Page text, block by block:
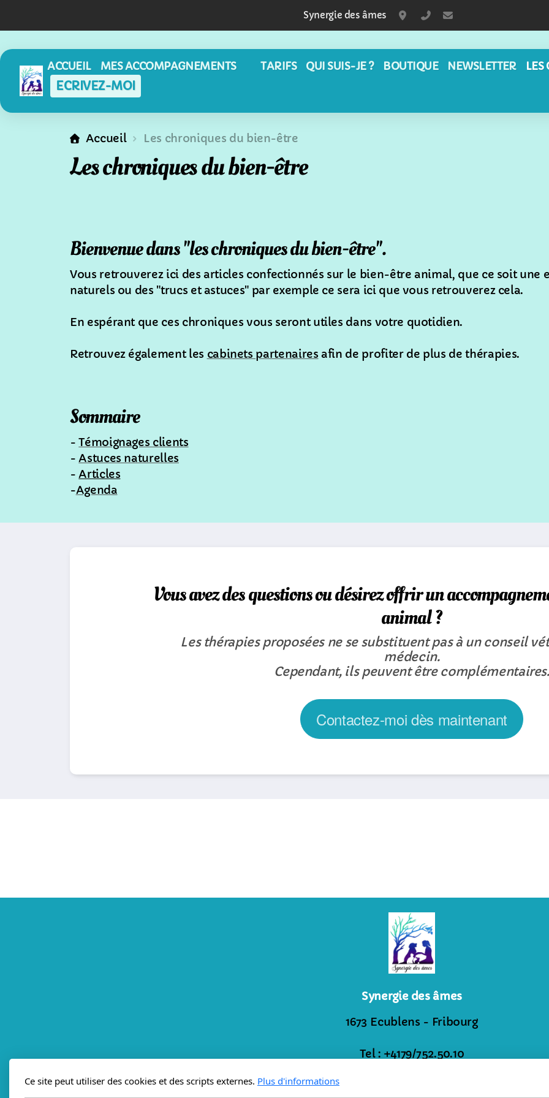
Synergie des âmes Ecublens - Fribourg
+41797525010
ACCUEIL MES ACCOMPAGNEMENTS TARIFS QUI SUIS-JE ? BOUTIQUE NEWSLETTER LES
ECRIVEZ-MOI
Accueil Les chroniques du bien-être
Les chroniques du bien-être
Bienvenue dans "les chroniques du bien-être".
Vous retrouverez ici des articles confectionnés sur le bien-être animal, que ce soit une
naturels ou des "trucs et astuces" par exemple ce sera ici que vous retrouverez cela.
En espérant que ces chroniques vous seront utiles dans votre quotidien.
Retrouvez également les cabinets partenaires afin de profiter de plus de thérapies.
Sommaire
-Témoignages clients
-Astuces naturelles
-Articles
-Agenda
Vous avez des questions ou désirez offrir un
animal ?
Les thérapies proposées ne se substituent pas à un conseil
médecin.
Cependant, ils peuvent être complémentaires.
Contactez-moi dès maintenant
Synergie des âmes
1673 Ecublens - Fribourg
Tel : +4179/752.50.10
Ce site peut utiliser des cookies et des scripts externes. Plus d'informations